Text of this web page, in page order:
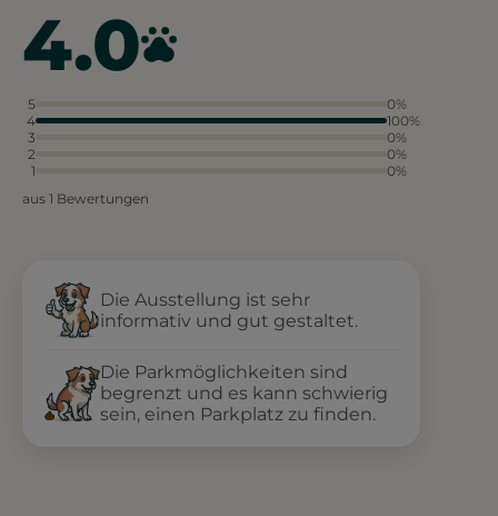
4.0
5
0%
4
100%
3
0%
2
0%
1
0%
aus 1 Bewertungen
Die Ausstellung ist sehr
informativ und gut gestaltet.
Die Parkmöglichkeiten sind
begrenzt und es kann schwierig
sein, einen Parkplatz zu finden.